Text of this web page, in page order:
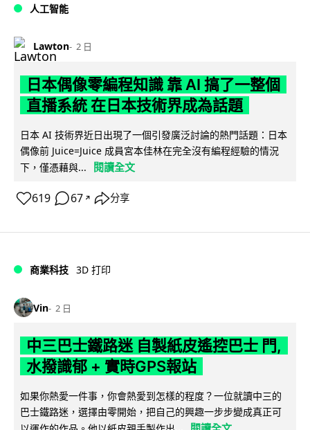
人工智能
Lawton 2 日
日本偶像零編程知識 靠 AI 搞了一整個
直播系統 在日本技術界成為話題
日本 AI 技術界近日出現了一個引發廣泛討論的熱門話題：日本
偶像前 Juice=Juice 成員宮本佳林在完全沒有編程經驗的情況
下，僅憑藉與...
閱讀全文
619 67 ↗ 分享
商業科技 3D 打印
Vin 2 日
中三巴士鐵路迷 自製紙皮遙控巴士 門,
水撥識郁 + 實時GPS報站
如果你熱愛一件事，你會熱愛到怎樣的程度？一位就讀中三的
巴士鐵路迷，選擇由零開始，把自己的興趣一步步變成真正可